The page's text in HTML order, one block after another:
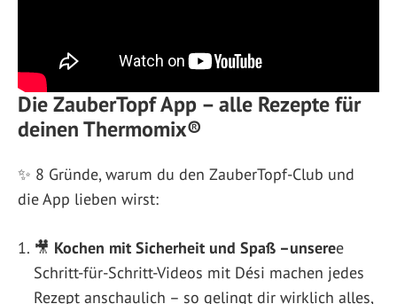
Die ZauberTopf App – alle Rezepte für
deinen Thermomix®
✨ 8 Gründe, warum du den ZauberTopf-Club und
die App lieben wirst:
🎥 Kochen mit Sicherheit und Spaß –unseree
Schritt-für-Schritt-Videos mit Dési machen jedes
Rezept anschaulich – so gelingt dir wirklich alles,